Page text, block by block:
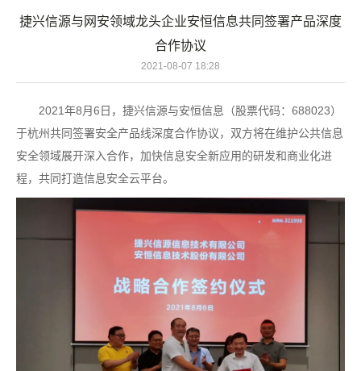
捷兴信源与网安领域龙头企业安恒信息共同签署产品深度
合作协议
2021-08-07 18:28
2021年8月6日，捷兴信源与安恒信息（股票代码：688023）
于杭州共同签署安全产品线深度合作协议，双方将在维护公共信息
安全领域展开深入合作，加快信息安全新应用的研发和商业化进
程，共同打造信息安全云平台。